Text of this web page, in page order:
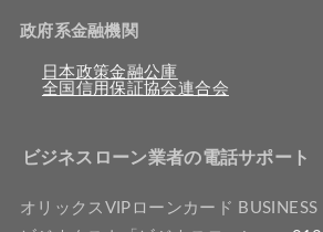
政府系金融機関
日本政策金融公庫
全国信用保証協会連合会
ビジネスローン業者の電話サポート
オリックスVIPローンカード BUSINESS